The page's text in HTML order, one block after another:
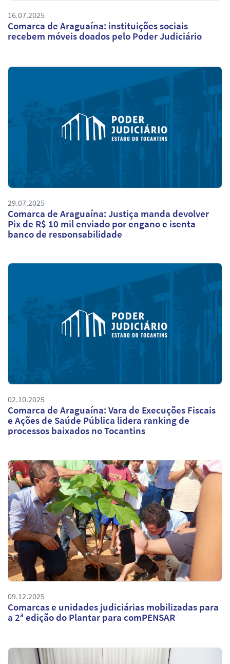
16.07.2025
Comarca de Araguaína: instituições sociais
recebem móveis doados pelo Poder Judiciário
29.07.2025
Comarca de Araguaína: Justiça manda devolver
Pix de R$ 10 mil enviado por engano e isenta
banco de responsabilidade
02.10.2025
Comarca de Araguaína: Vara de Execuções Fiscais
e Ações de Saúde Pública lidera ranking de
processos baixados no Tocantins
09.12.2025
Comarcas e unidades judiciárias mobilizadas para
a 2ª edição do Plantar para comPENSAR